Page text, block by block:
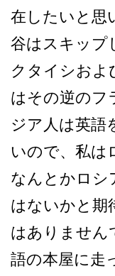
在したいと思
谷はスキップ
クタイシおよ
はその逆のフ
ジア人は英語
いので、私は
な­んとかロシ
はないかと期
はありませ
語の本屋に走